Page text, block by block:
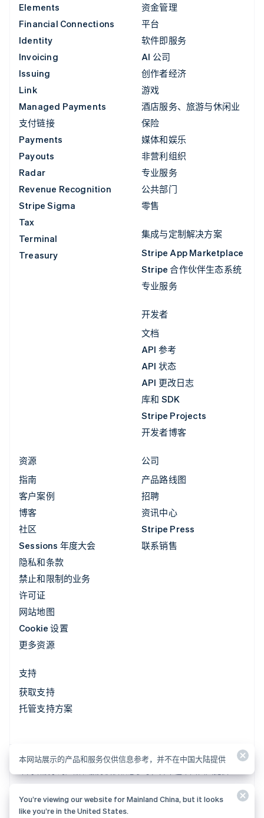
Elements
Financial Connections
Identity
Invoicing
Issuing
Link
Managed Payments
支付链接
Payments
Payouts
Radar
Revenue Recognition
Stripe Sigma
Tax
Terminal
Treasury
资金管理
平台
软件即服务
AI 公司
创作者经济
游戏
酒店服务、旅游与休闲业
保险
媒体和娱乐
非营利组织
专业服务
公共部门
零售
集成与定制解决方案
Stripe App Marketplace
Stripe 合作伙伴生态系统
专业服务
开发者
文档
API 参考
API 状态
API 更改日志
库和 SDK
Stripe Projects
开发者博客
资源
指南
客户案例
博客
社区
Sessions 年度大会
隐私和条款
禁止和限制的业务
许可证
网站地图
Cookie 设置
更多资源
公司
产品路线图
招聘
资讯中心
Stripe Press
联系销售
支持
获取支持
托管支持方案
© 2026 Stripe, LLC
本网站展示的产品和服务仅供信息参考，并不在中国大陆提供
You’re viewing our website for Mainland China, but it looks
like you’re in the United States.